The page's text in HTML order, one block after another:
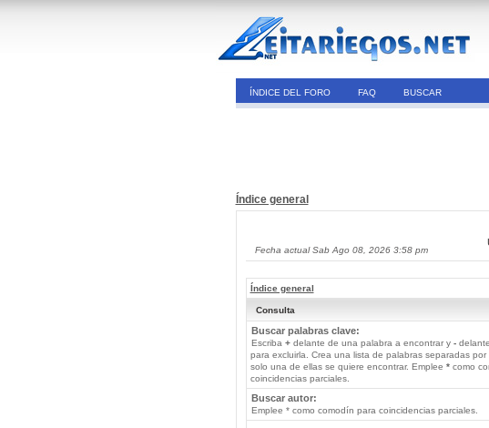
ÍNDICE DEL FORO FAQ BUSCAR
Índice general
Fecha actual Sab Ago 08, 2026 3:58 pm
Índice general
Consulta
Buscar palabras clave:
Escriba +delante de una palabra a encontrar y -
para excluirla. Crea una lista de palabras separadas por
solo una de ellas se quiere encontrar. Emplee *como
coincidencias parciales.
Buscar autor:
Emplee * como comodín para coincidencias parciales.